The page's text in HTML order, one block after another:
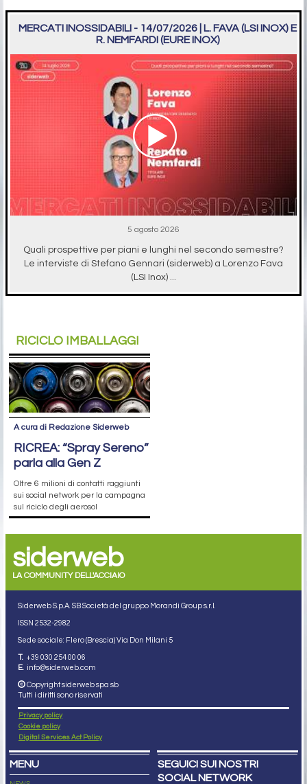
MERCATI INOSSIDABILI - 14/07/2026 | L. FAVA (LSI INOX) E
R. NEMFARDI (EURE INOX)
5 agosto 2026
Quali prospettive per piani e lunghi nel secondo semestre?
Le interviste di Stefano Gennari (siderweb) a Lorenzo Fava
(LSI Inox) ...
RICICLO IMBALLAGGI
A cura di Redazione Siderweb
RICREA: “Spray Sereno”
parla alla Gen Z
Oltre 6 milioni di contatti raggiunti
sui social network per la campagna
sul riciclo degli aerosol
siderweb
LA COMMUNITY DELL'ACCIAIO
Siderweb S.p.A. SB Società del gruppo Morandi Group s.r.l.
ISSN 2532-2982
Sede sociale: Flero (Brescia) Via Don Milani 5
T. +39 030 254 00 06
E. info@siderweb.com
Copyright siderweb spa sb
Tutti i diritti sono riservati
Privacy policy
Cookie policy
Digital Services Act Policy
MENU
SEGUICI SUI NOSTRI
SOCIAL NETWORK